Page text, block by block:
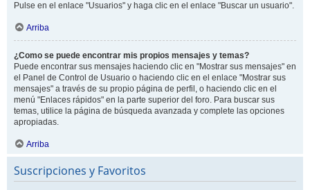
Pulse en el enlace "Usuarios" y haga clic en el enlace "Buscar un usuario".
Arriba
¿Como se puede encontrar mis propios mensajes y temas?
Puede encontrar sus mensajes haciendo clic en "Mostrar sus mensajes" en
el Panel de Control de Usuario o haciendo clic en el enlace "Mostrar sus
mensajes" a través de su propio página de perfil, o haciendo clic en el
menú "Enlaces rápidos" en la parte superior del foro. Para buscar sus
temas, utilice la página de búsqueda avanzada y complete las opciones
apropiadas.
Arriba
Suscripciones y Favoritos